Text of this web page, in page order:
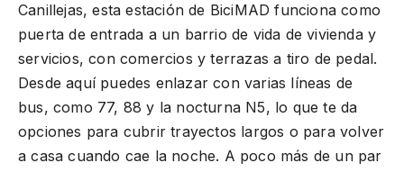
Canillejas, esta estación de BiciMAD funciona como
puerta de entrada a un barrio de vida de vivienda y
servicios, con comercios y terrazas a tiro de pedal.
Desde aquí puedes enlazar con varias líneas de
bus, como 77, 88 y la nocturna N5, lo que te da
opciones para cubrir trayectos largos o para volver
a casa cuando cae la noche. A poco más de un par